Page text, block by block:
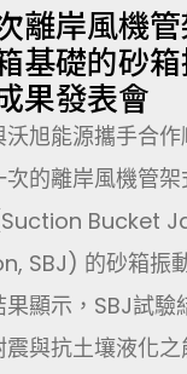
離岸風機
基礎的砂
果發表會
沃旭能源攜手合作
次的離岸風機管架
Bucket
SBJ) 的砂箱振
顯示，SBJ試驗
與抗土壤液化之